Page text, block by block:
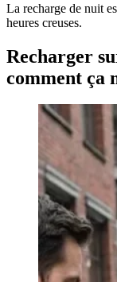
La recharge de nuit
heures creuses.
Recharger
comment ça